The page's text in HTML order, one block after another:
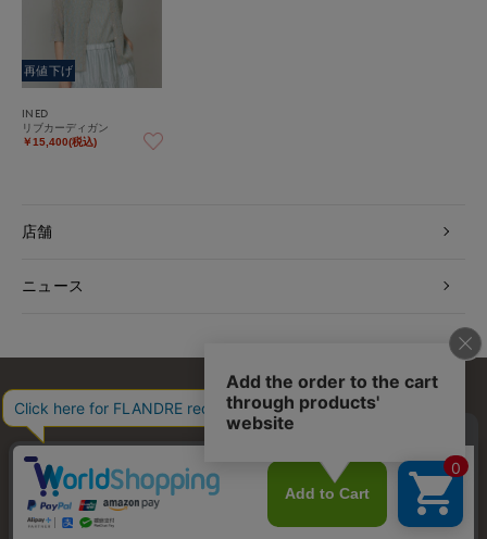
再値下げ
INED
リブカーディガン
￥15,400(税込)
店舗
ニュース
お問い合わせ 利用規約 会社概要 プライバシーポリシー
特定商取引・古物営業法に基づく表示 店舗リスト